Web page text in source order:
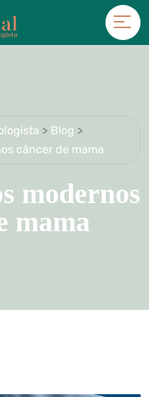
> Blog >
câncer de mama
modernos
mama